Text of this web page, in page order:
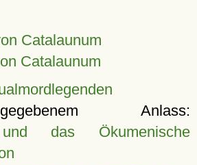
Catalaunum
Catalaunum
Anlass:
das Ökumenische